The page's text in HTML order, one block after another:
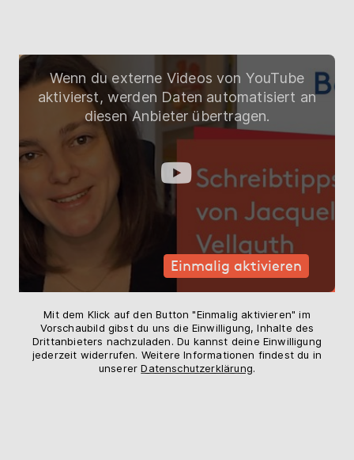
Wenn du externe Videos von YouTube
aktivierst, werden Daten automatisiert an
diesen Anbieter übertragen.
Einmalig aktivieren
Mit dem Klick auf den Button "Einmalig aktivieren" im
Vorschaubild gibst du uns die Einwilligung, Inhalte des
Drittanbieters nachzuladen. Du kannst deine Einwilligung
jederzeit widerrufen. Weitere Informationen findest du in
unsererDatenschutzerklärung.